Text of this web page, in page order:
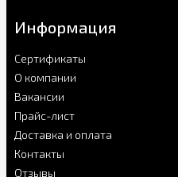
Информация
Сертификаты
О компании
Вакансии
Прайс-лист
Доставка и оплата
Контакты
Отзывы